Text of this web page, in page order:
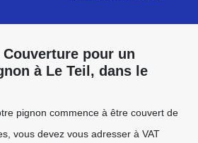
Couverture pour un
à Le Teil, dans le
pignon commence à être couvert de
vous devez vous adresser à VAT